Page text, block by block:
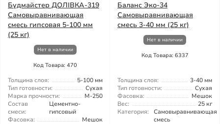
Будмайстер ДОЛІВКА-319
Самовыравнивающая
смесь гипсовая 5-100 мм
(25 кг)
Нет в наличии
Код Товара: 470
Толщина слоя:
5-100 мм
Тип готовности:
Сухая
Марка прочности:
М-250
Состав
смеси:
Цементно-
гипсовый
Фасовка:
Мешок
Баланс Эко-34
Самовыравнивающая
смесь 3-40 мм (25 кг)
Нет в наличии
Код Товара: 6337
Толщина слоя:
3-40 мм
Тип готовности:
Сухая
Фасовка:
Мешок
Вес:
25 кг
Категория:
Самовыравнивающая
смесь